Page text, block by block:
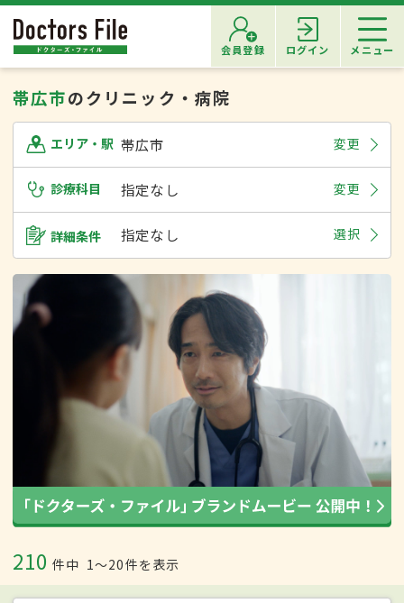
会員登録 ログイン メニュー
帯広市のクリニック・病院
エリア・駅 帯広市 変更
診療科目 指定なし 変更
詳細条件 指定なし 選択
210 件中 1〜20件を表示